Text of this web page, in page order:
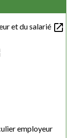
et du salarié open_in_new
employeur